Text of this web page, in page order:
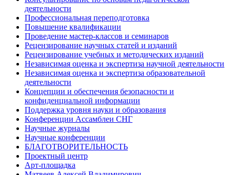
деятельности
Профессиональная переподготовка
Повышение квалификации
Проведение мастер-классов и семинаров
Рецензирование научных статей и изданий
Рецензирование учебных и методических изданий
Независимая оценка и экспертиза научной деятельности
Независимая оценка и экспертиза образовательной
деятельности
Концепции и обеспечения безопасности и
конфиденциальной информации
Поддержка уровня науки и образования
Конференции Ассамблеи СНГ
Научные журналы
Научные конференции
БЛАГОТВОРИТЕЛЬНОСТЬ
Проектный центр
Арт-площадка